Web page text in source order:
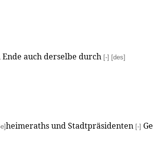
Ende auch derselbe durch [-] [des]
heimeraths und Stadtpräsidenten [-]